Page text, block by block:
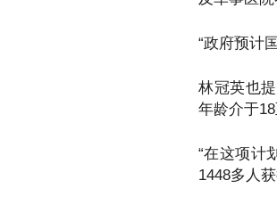
“政府预计
林冠英也
年龄介于18
“在这项计
1448多人